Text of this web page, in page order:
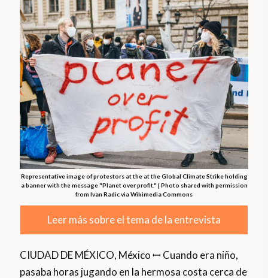
Representative image of protestors at the at the Global Climate Strike holding
a banner with the message "Planet over profit." | Photo shared with permission
from Ivan Radic via Wikimedia Commons
Leer más sobre el tema de la entrevista
CIUDAD DE MÉXICO, México ꟷ Cuando era niño,
pasaba horas jugando en la hermosa costa cerca de